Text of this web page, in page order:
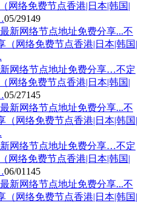
网络免费节点香港|日本|韩国|
05/29149
新网络节点地址免费分享…不定
网络免费节点香港|日本|韩国|
05/27145
新网络节点地址免费分享…不定
网络免费节点香港|日本|韩国|
06/01 145